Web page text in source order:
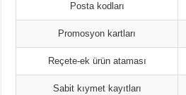
Posta kodları
Promosyon kartları
Reçete-ek ürün ataması
Sabit kıymet kayıtları